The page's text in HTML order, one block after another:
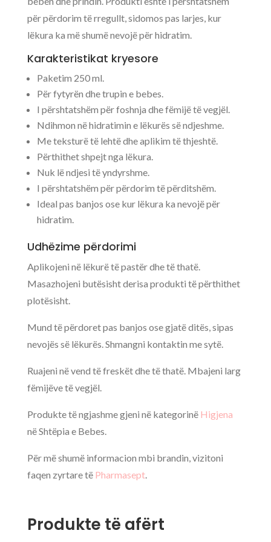
për përdorim të rregullt, sidomos pas larjes, kur
lëkura ka më shumë nevojë për hidratim.
Karakteristikat kryesore
Paketim 250 ml.
Për fytyrën dhe trupin e bebes.
I përshtatshëm për foshnja dhe fëmijë të vegjël.
Ndihmon në hidratimin e lëkurës së ndjeshme.
Me teksturë të lehtë dhe aplikim të thjeshtë.
Përthithet shpejt nga lëkura.
Nuk lë ndjesi të yndyrshme.
I përshtatshëm për përdorim të përditshëm.
Ideal pas banjos ose kur lëkura ka nevojë për
hidratim.
Udhëzime përdorimi
Aplikojeni në lëkurë të pastër dhe të thatë.
Masazhojeni butësisht derisa produkti të përthithet
plotësisht.
Mund të përdoret pas banjos ose gjatë ditës, sipas
nevojës së lëkurës. Shmangni kontaktin me sytë.
Ruajeni në vend të freskët dhe të thatë. Mbajeni larg
fëmijëve të vegjël.
Produkte të ngjashme gjeni në kategorinë Higjena
në Shtëpia e Bebes.
Për më shumë informacion mbi brandin, vizitoni
faqen zyrtare të Pharmasept.
Produkte të afërt